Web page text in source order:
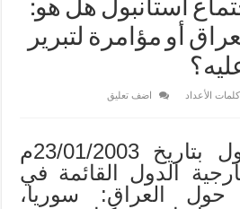
استانبول هل هو:
أو مؤامرة لتبرير
كلمات الأعداد
اضف تعليق
عقد في استانبول بتاريخ 23/01/2003م
الدول القائمة في
حول العراق: سوريا،